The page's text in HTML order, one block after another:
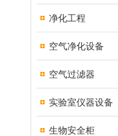
净化工程
空气净化设备
空气过滤器
实验室仪器设备
生物安全柜